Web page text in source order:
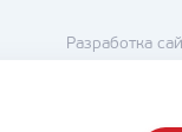
Разработка